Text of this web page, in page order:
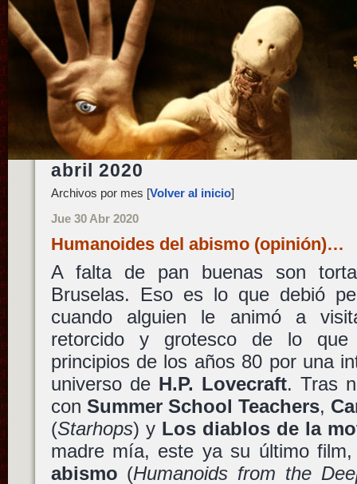
abril 2020
Archivos por mes [Volver al inicio]
Jue 30 Abr 2020
Humanoides del abismo (opinión)…
A falta de pan buenas son
Bruselas. Eso es lo que debió
cuando alguien le animó a
retorcido y grotesco de lo que
principios de los años 80 por una
universo de H.P. Lovecraft. Tras
con Summer School Teachers,
(Starhops) y Los diablos de la
madre mía, este ya su último
abismo (Humanoids from the